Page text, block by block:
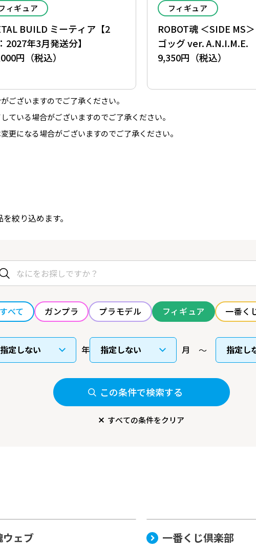
ィギュア
BUILD ミーティア【2
2027年3月発送分】
円（税込）
フィギュア
ROBOT魂 ＜SIDE MS
ゴッグ ver. A.N.I.M.E.
9,350円（税込）
ございますのでご了承ください。
ている場合がございますのでご了承ください。
更になる場合がございますのでご了承ください。
絞り込めます。
すべて ガンプラ プラモデル フィギュア 一番く
年 月
この条件で検索する
すべての条件をクリア
ウェブ 一番くじ倶楽部